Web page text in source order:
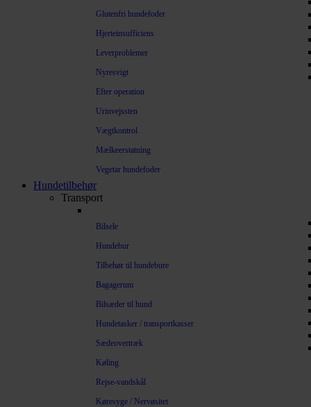
Glutenfri hundefoder
Hjerteinsufficiens
Leverproblemer
Nyresvigt
Efter operation
Urinvejssten
Vægtkontrol
Mælkeerstatning
Vegetar hundefoder
Hundetilbehør
Transport
Bilsele
Hundebur
Tilbehør til hundebure
Bagagerum
Bilsæder til hund
Hundetasker / transportkasser
Sædeovertræk
Køling
Rejse-vandskål
Køresyge / Nervøsitet